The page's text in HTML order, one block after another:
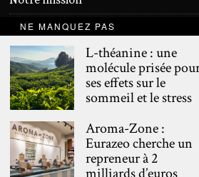
Devenir contributeur
Contact
Mentions légales
SUIVEZ NOUS
NE MANQUEZ PAS
L-théanine : une
molécule prisée
ses effets sur le
sommeil et le stress
Aroma-Zone :
Eurazeo cherche un
repreneur à 2